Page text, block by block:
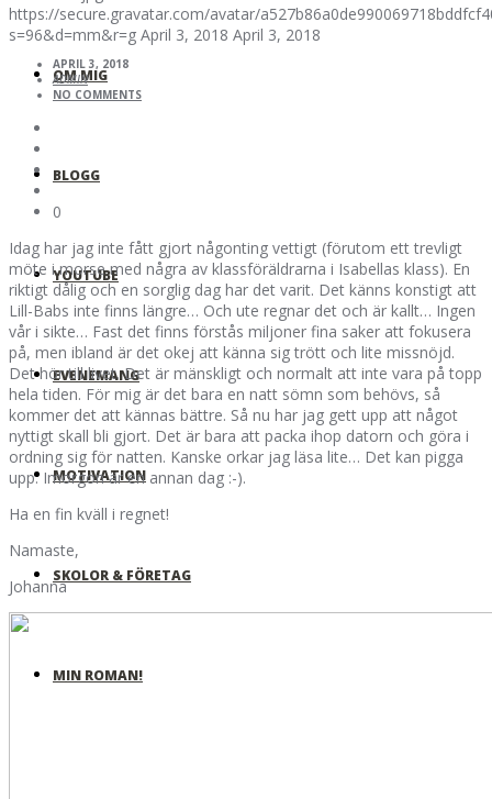
OM MIG
BLOGG
YOUTUBE
EVENEMANG
MOTIVATION
SKOLOR & FÖRETAG
MIN ROMAN!
https://secure.gravatar.com/avatar/
s=96&d=mm&r=g April 3, 2018 April 3, 2018
APRIL 3, 2018
ADMIN
NO COMMENTS
0
Idag har jag inte fått gjort någonting vettigt (förutom ett trevligt
möte i morse med några av klassföräldrarna i Isabellas klass). En
riktigt dålig och en sorglig dag har det varit. Det känns konstigt att
Lill-Babs inte finns längre… Och ute regnar det och är kallt… Ingen
vår i sikte… Fast det finns förstås miljoner fina saker att fokusera
på, men ibland är det okej att känna sig trött och lite missnöjd.
Det hör till livet. Det är mänskligt och normalt att inte vara på topp
hela tiden. För mig är det bara en natt sömn som behövs, så
kommer det att kännas bättre. Så nu har jag gett upp att något
nyttigt skall bli gjort. Det är bara att packa ihop datorn och göra i
ordning sig för natten. Kanske orkar jag läsa lite… Det kan pigga
upp. Imorgon är en annan dag :-).
Ha en fin kväll i regnet!
Namaste,
Johanna